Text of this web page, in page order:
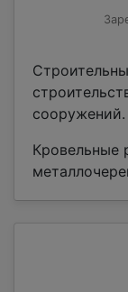
сооружений.
Кровельные